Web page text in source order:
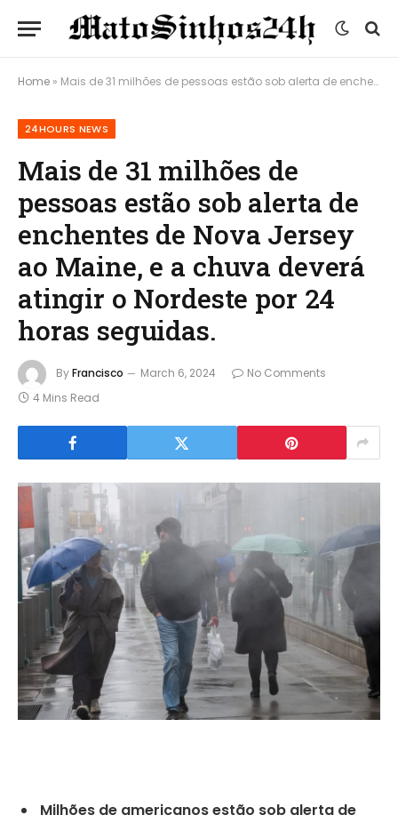
Home » Mais de 31 milhões de pessoas estão sob alerta de enchentes de Nova Jersey ao Maine, e a chuva deverá atingir o Nordeste por 24 horas seguidas.
24HOURS NEWS
Mais de 31 milhões de
pessoas estão sob alerta de
enchentes de Nova Jersey
ao Maine, e a chuva deverá
atingir o Nordeste por 24
horas seguidas.
ByFrancisco March 6, 2024
No Comments
4 Mins Read
Milhões de americanos estão sob alerta de